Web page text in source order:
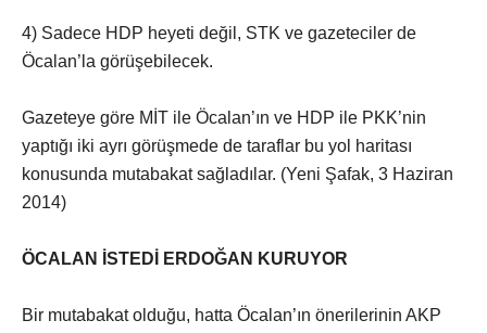
4) Sadece HDP heyeti değil, STK ve gazeteciler de
Öcalan’la görüşebilecek.
Gazeteye göre MİT ile Öcalan’ın ve HDP ile PKK’nin
yaptığı iki ayrı görüşmede de taraflar bu yol haritası
konusunda mutabakat sağladılar. (Yeni Şafak, 3 Haziran
2014)
ÖCALAN İSTEDİ ERDOĞAN KURUYOR
Bir mutabakat olduğu, hatta Öcalan’ın önerilerinin AKP